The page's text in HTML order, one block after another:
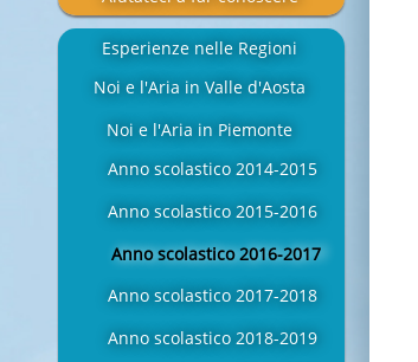
Esperienze nelle Regioni
Noi e l'Aria in Valle d'Aosta
Noi e l'Aria in Piemonte
Anno scolastico 2014-2015
Anno scolastico 2015-2016
Anno scolastico 2016-2017
Anno scolastico 2017-2018
Anno scolastico 2018-2019